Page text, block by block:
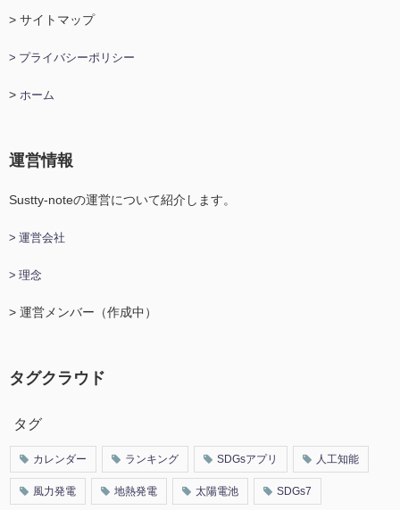
> サイトマップ
> プライバシーポリシー
> ホーム
運営情報
Sustty-noteの運営について紹介します。
> 運営会社
> 理念
> 運営メンバー（作成中）
タグクラウド
タグ
カレンダー ランキング SDGsアプリ 人工知能
風力発電 地熱発電 太陽電池 SDGs7